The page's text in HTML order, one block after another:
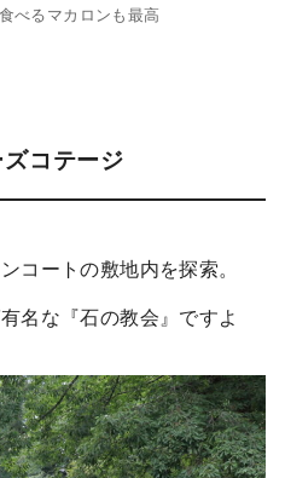
べるマカロンも最高
コテージ
コートの敷地内を探索。
名な『石の教会』ですよ